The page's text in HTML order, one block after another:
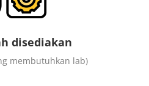
disediakan
membutuhkan lab)